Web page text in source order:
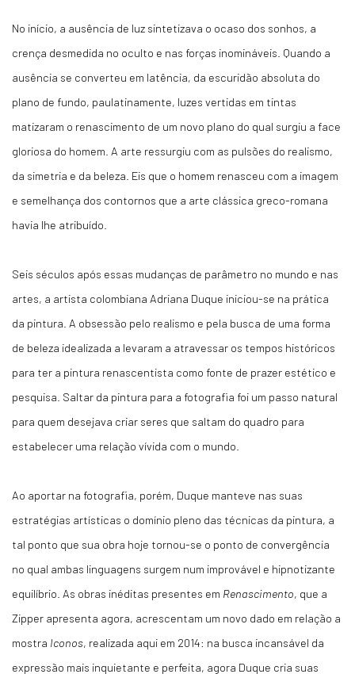
No início, a ausência de luz sintetizava o ocaso dos sonhos, a
crença desmedida no oculto e nas forças inomináveis. Quando a
ausência se converteu em latência, da escuridão absoluta do
plano de fundo, paulatinamente, luzes vertidas em tintas
matizaram o renascimento de um novo plano do qual surgiu a face
gloriosa do homem. A arte ressurgiu com as pulsões do realismo,
da simetria e da beleza. Eis que o homem renasceu com a imagem
e semelhança dos contornos que a arte clássica greco-romana
havia lhe atribuído.
Seis séculos após essas mudanças de parâmetro no mundo e nas
artes, a artista colombiana Adriana Duque iniciou-se na prática
da pintura. A obsessão pelo realismo e pela busca de uma forma
de beleza idealizada a levaram a atravessar os tempos históricos
para ter a pintura renascentista como fonte de prazer estético e
pesquisa. Saltar da pintura para a fotografia foi um passo natural
para quem desejava criar seres que saltam do quadro para
estabelecer uma relação vívida com o mundo.
Ao aportar na fotografia, porém, Duque manteve nas suas
estratégias artísticas o domínio pleno das técnicas da pintura, a
tal ponto que sua obra hoje tornou-se o ponto de convergência
no qual ambas linguagens surgem num improvável e hipnotizante
equilíbrio. As obras inéditas presentes em Renascimento, que a
Zipper apresenta agora, acrescentam um novo dado em relação a
mostra Iconos, realizada aqui em 2014: na busca incansável da
expressão mais inquietante e perfeita, agora Duque cria suas